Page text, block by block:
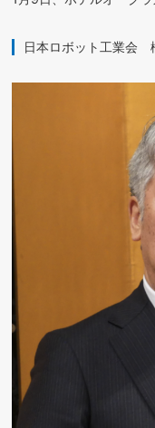
日本ロボット工業会